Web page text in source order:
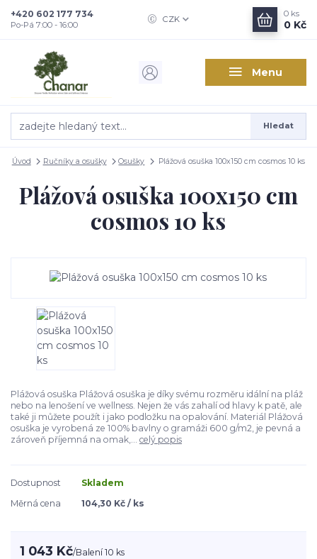
Menu
CZK
Hledat
+420 602 177 734
Po-Pá 7:00 - 16:00
0 ks
0 Kč
Úvod Ručníky a osušky Osušky Plážová osuška 100x150 cm cosmos 10 ks
Plážová osuška 100x150 cm
cosmos 10 ks
Plážová osuška Plážová osuška je díky svému rozměru idální na pláž
nebo na lenošení ve wellness. Nejen že vás zahalí od hlavy k patě, ale
také ji můžete použít i jako podložku na opalování. Materiál Plážová
osuška je vyrobená ze 100% bavlny o gramáži 600 g/m2, je pevná a
zároveň příjemná na omak,... celý popis
Dostupnost
Skladem
Měrná cena
104,30 Kč / ks
1 043 Kč/Balení 10 ks